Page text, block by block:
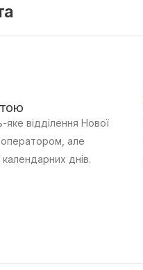
відділення Нової
оператором, але
днів.